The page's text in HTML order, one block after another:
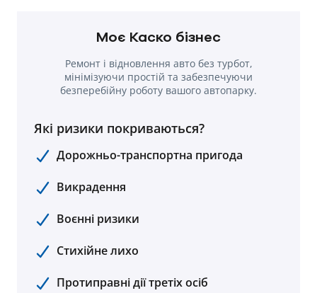
Моє Каско бізнес
Ремонт і відновлення авто без турбот,
мінімізуючи простій та забезпечуючи
безперебійну роботу вашого автопарку.
Які ризики покриваються?
Дорожньо-транспортна пригода
Викрадення
Воєнні ризики
Стихійне лихо
Протиправні дії третіх осіб